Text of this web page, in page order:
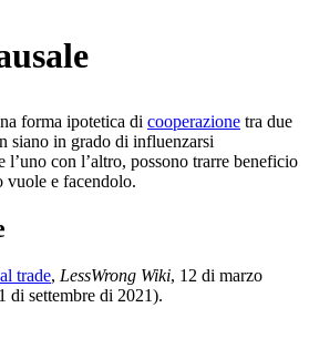
forma ipotetica di cooperazione tra due
siano in grado di influenzarsi
l’uno con l’altro, possono trarre beneficio
vuole e facendolo.
trade, LessWrong Wiki, 12 di marzo
di settembre di 2021).